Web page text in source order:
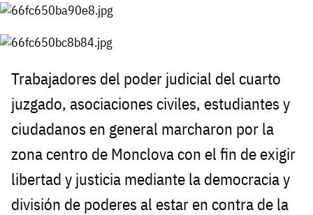
Trabajadores del poder judicial del cuarto
juzgado, asociaciones civiles, estudiantes y
ciudadanos en general marcharon por la
zona centro de Monclova con el fin de exigir
libertad y justicia mediante la democracia y
división de poderes al estar en contra de la